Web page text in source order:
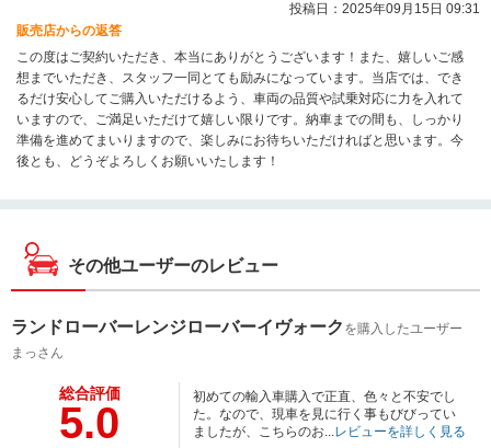
投稿日：2025年09月15日 09:31
販売店からの返答
この度はご契約いただき、本当にありがとうございます！また、嬉しいご感
想までいただき、スタッフ一同とても励みになっています。当店では、でき
るだけ安心してご購入いただけるよう、車両の品質や試乗対応に力を入れて
いますので、ご満足いただけて嬉しい限りです。納車までの間も、しっかり
準備を進めてまいりますので、楽しみにお待ちいただければと思います。今
後とも、どうぞよろしくお願いいたします！
その他ユーザーのレビュー
ランドローバーレンジローバーイヴォーク を購入したユーザー
まっさん
総合評価
5.0
初めての輸入車購入で正直、色々と不安でし
た。なので、現車を見に行く事もびびってい
ましたが、こちらのお...レビューを詳しく見る